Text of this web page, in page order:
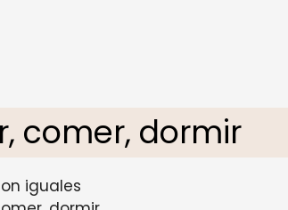
comer, dormir
iguales